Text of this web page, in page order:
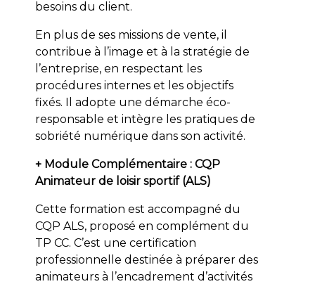
besoins du client.
En plus de ses missions de vente, il
contribue à l’image et à la stratégie de
l’entreprise, en respectant les
procédures internes et les objectifs
fixés. Il adopte une démarche éco-
responsable et intègre les pratiques de
sobriété numérique dans son activité.
+ Module Complémentaire : CQP
Animateur de loisir sportif (ALS)
Cette formation est accompagné du
CQP ALS, proposé en complément du
TP CC. C’est une certification
professionnelle destinée à préparer des
animateurs à l’encadrement d’activités